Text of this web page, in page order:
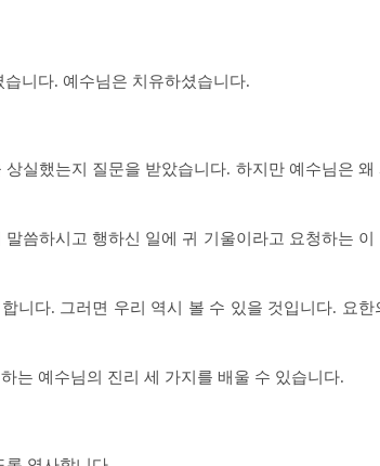
습니다. 예수님은 치유하셨습니다.
실했는지 질문을 받았습니다. 하지만 예수님은 왜
씀하시고 행하신 일에 귀 기울이라고 요청하는 이
니다. 그러면 우리 역시 볼 수 있을 것입니다. 요한
는 예수님의 진리 세 가지를 배울 수 있습니다.